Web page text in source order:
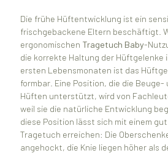
Die frühe Hüftentwicklung ist ein
frischgebackene Eltern beschäftigt.
ergonomischen Tragetuch Baby-
die korrekte Haltung der Hüftgelenke
ersten Lebensmonaten ist das
formbar. Eine Position, die die
Hüften unterstützt, wird von
weil sie die natürliche Entwicklung
diese Position lässt sich mit einem
Tragetuch erreichen: Die
angehockt, die Knie liegen höher als